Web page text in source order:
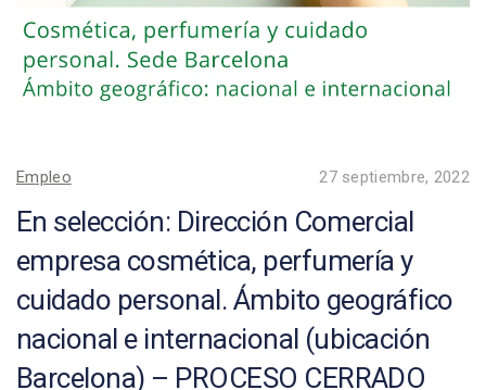
Empleo 27 septiembre, 2022
En selección: Dirección Comercial
empresa cosmética, perfumería y
cuidado personal. Ámbito geográfico
nacional e internacional (ubicación
Barcelona) – PROCESO CERRADO